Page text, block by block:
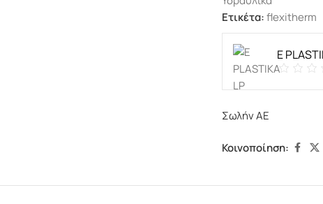
Ετικέτα:flexitherm
E
Σωλήν ΑΕ
Κοινοποίηση: